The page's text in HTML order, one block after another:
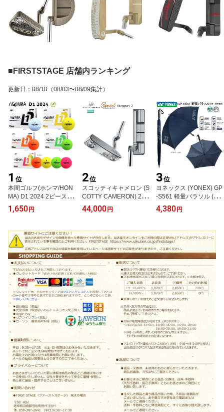
■FIRSTSTAGE 店舗内ランキング
更新日 ： 08/10 （08/03〜08/09集計）
1 位
本間ゴルフ(ホンマ/HON
MA) D1 2024 2ピース ゴ
ルフ ボール 1ダース(12
球入)
1,650円
2位
スコッティキャメロン (S
COTTY CAMERON) 202
0 スペシャル セレクト ニ
ューポート 2 パター (20
EWPORT 2) 右用 USモ
デル
44,000円
3位
ヨネックス (YONEX) GP
-S561 軽量パラソル (約2
85g/65cm) ダークネイビ
ー 日傘/雨傘兼用 UV CU
物
4,380円